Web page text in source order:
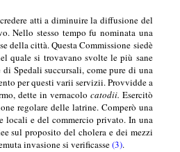
atti a diminuire la diffusione del
Nello stesso tempo fu nominata una
della città. Questa Commissione siedè
quale si trovavano svolte le più sane
Spedali succursali, come pure di una
per questi varii servizii. Provvidde a
dette in vernacolo catodii. Esercitò
regolare delle latrine. Comperò una
locali e del commercio privato. In una
sul proposito del cholera e dei mezzi
invasione si verificasse(3).